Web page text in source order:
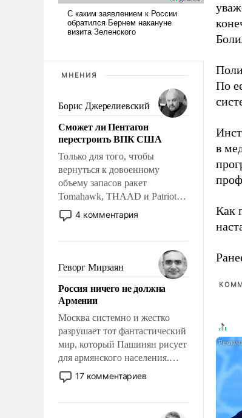
МНЕНИЯ
Борис Джерелиевский
Сможет ли Пентагон
перестроить ВПК США
Только для того, чтобы
вернуться к довоенному
объему запасов ракет
Tomahawk, THAAD и Patriot
США потребуется более трех
лет. Даже небольшая война с
Сложившаяся ситуация
означает многолетний период
уязвимости США, например,
перед Китаем.
4 комментария
Геворг Мирзаян
Россия ничего не должна
Армении
Москва системно и жестко
разрушает тот фантастический
мир, который Пашинян рисует
для армянского населения.
Мир, где политические
прожекты будут безусловно
17 комментариев
По
в
Как